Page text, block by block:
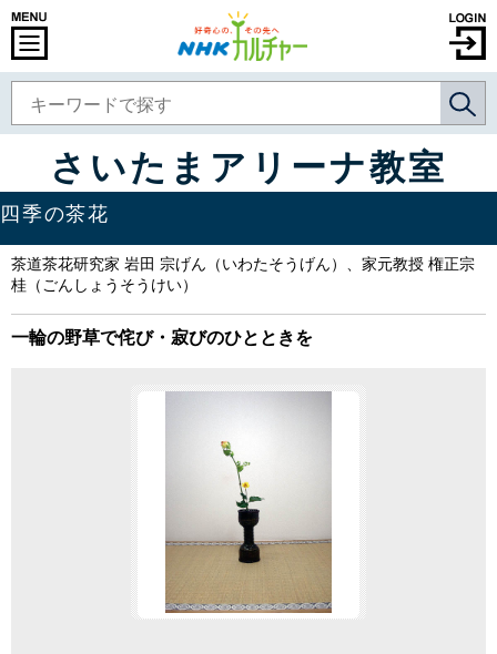
さいたまアリーナ教室
四季の茶花
茶道茶花研究家 岩田 宗げん（いわたそうげん）、家元教授 権正宗
桂（ごんしょうそうけい）
一輪の野草で侘び・寂びのひとときを